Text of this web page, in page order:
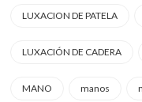
LUXACION DE PATELA
LUXACIÓN DE CADERA
MANO manos